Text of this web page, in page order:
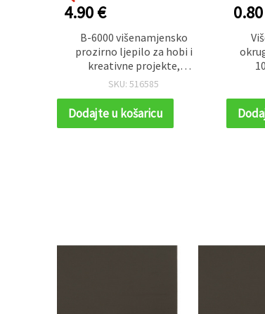
4.90 €
B-6000 višenamjensko
prozirno ljepilo za hobi i
kreativne projekte,
jednokomponentno, 110 ml
SKU: 516585
Dodajte u košaricu